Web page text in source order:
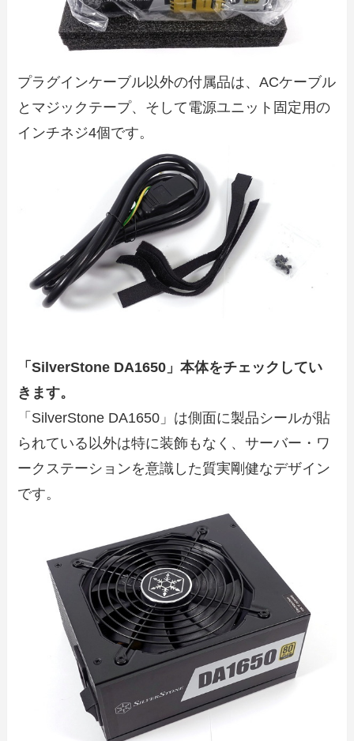
プラグインケーブル以外の付属品は、ACケーブル
とマジックテープ、そして電源ユニット固定用の
インチネジ4個です。
「SilverStone DA1650」本体をチェックしてい
きます。
「SilverStone DA1650」は側面に製品シールが貼
られている以外は特に装飾もなく、サーバー・ワ
ークステーションを意識した質実剛健なデザイン
です。